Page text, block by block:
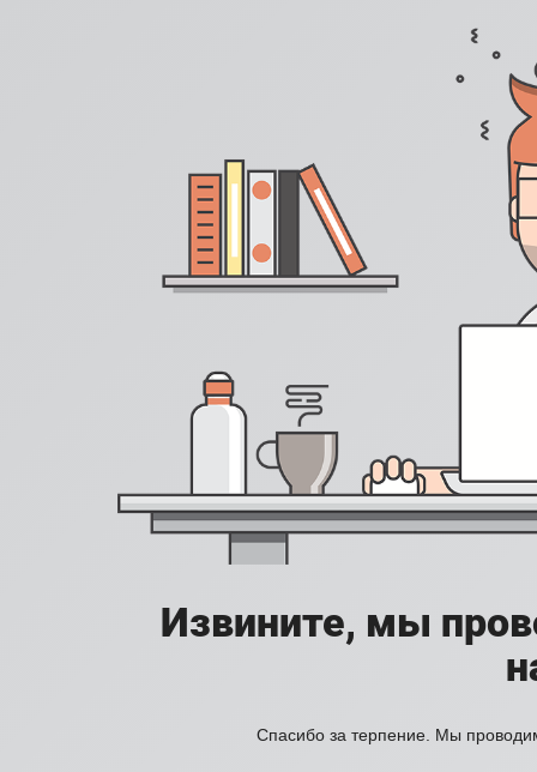
Извините, мы
Спасибо за терпение. Мы